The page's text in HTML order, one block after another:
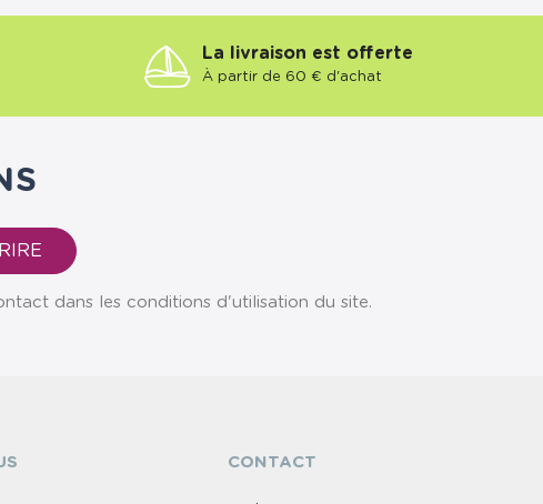
La livraison est offerte
À partir de 60 € d'achat
dans les conditions d'utilisation du site.
CONTACT